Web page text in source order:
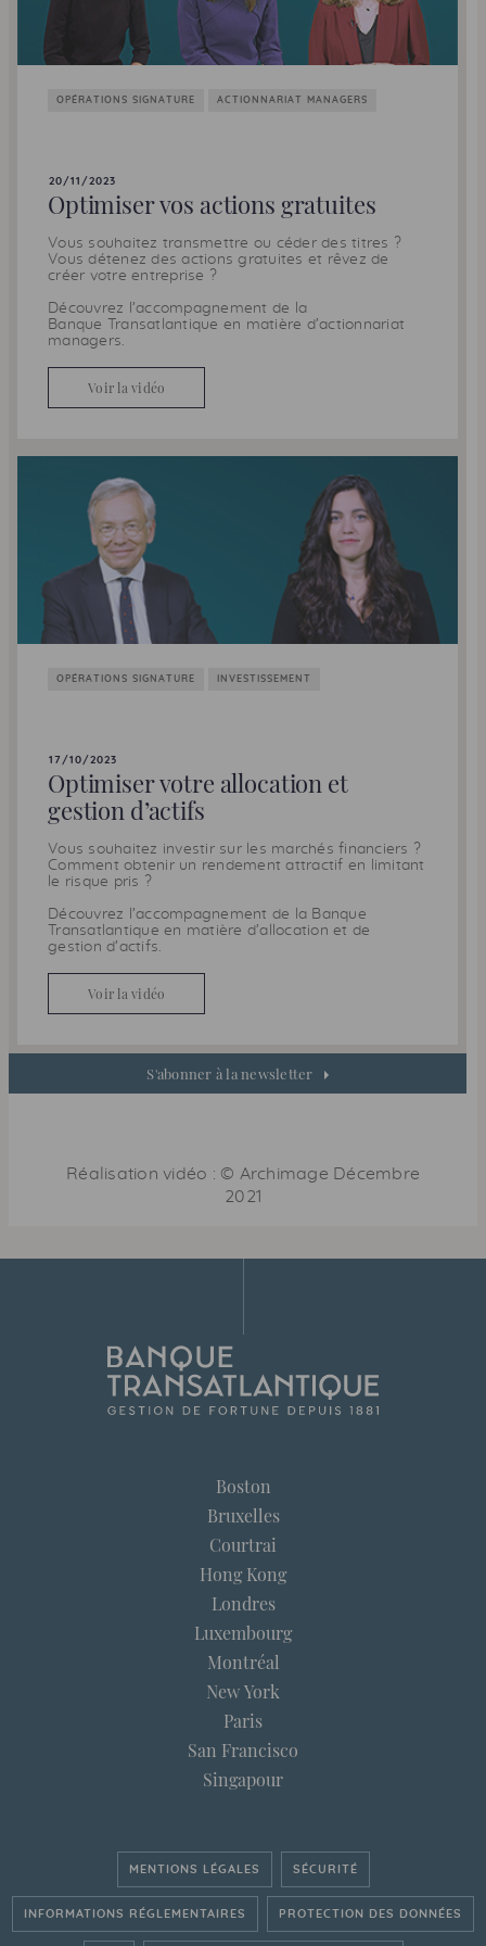
OPÉRATIONS SIGNATURE ACTIONNARIAT MANAGERS
20/11/2023
Optimiser vos actions gratuites
Vous souhaitez transmettre ou céder des titres ?
Vous détenez des actions gratuites et rêvez de
créer votre entreprise ?
Découvrez l’accompagnement de la
Banque Transatlantique en matière d’actionnariat
managers
Voir la vidéo
OPÉRATIONS SIGNATURE INVESTISSEMENT
17/10/2023
Optimiser votre allocation et
gestion d’actifs
Vous souhaitez investir sur les marchés financiers ?
Comment obtenir un rendement attractif en limitant
le risque pris ?
Découvrez l’accompagnement de la Banque
Transatlantique en matière d’allocation et de
gestion d’actifs.
Voir la vidéo
S'abonner à la newsletter
Réalisation vidéo : © Archimage Décembre
2021
Boston
Bruxelles
Courtrai
Hong Kong
Londres
Luxembourg
Montréal
New York
Paris
San Francisco
Singapour
MENTIONS LÉGALES SÉCURITÉ
INFORMATIONS RÉGLEMENTAIRES PROTECTION DES DONNÉES